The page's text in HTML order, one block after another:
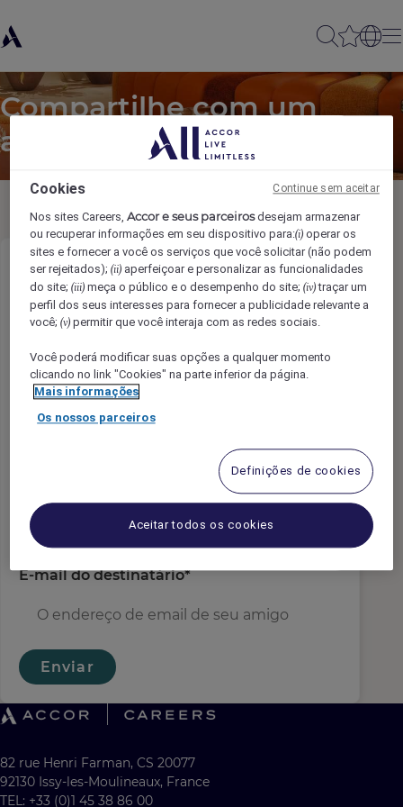
Compartilhe com um
amigo
Chef de Partie
Nome do remetente*
e-mail do remetente
E-mail do destinatário*
Enviar
82 rue Henri Farman, CS 20077
92130 Issy-les-Moulineaux, France
TEL: +33 (0)1 45 38 86 00
Cookies
Nos sites Careers,Accor e seus parceirosdesejam armazenar
ou recuperar informações em seu dispositivo para:(i) operar os
sites e fornecer a você os serviços que você solicitar (não podem
ser rejeitados);(ii) aperfeiçoar e personalizar as funcionalidades
do site;(iii) meça o público e o desempenho do site;(iv)traçar um
perfil dos seus interesses para fornecer a publicidade relevante a
você;(v) permitir que você interaja com as redes sociais.
Você poderá modificar suas opções a qualquer momento
clicando no link "Cookies" na parte inferior da página.
Mais informações
Os nossos parceiros
Definições de cookies
Aceitar todos os cookies
Continue sem aceitar